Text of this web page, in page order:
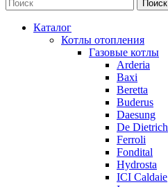
Каталог
Котлы отопления
Газовые котлы
Arderia
Baxi
Beretta
Buderus
Daesung
De Dietrich
Ferroli
Fondital
Hydrosta
ICI Caldaie